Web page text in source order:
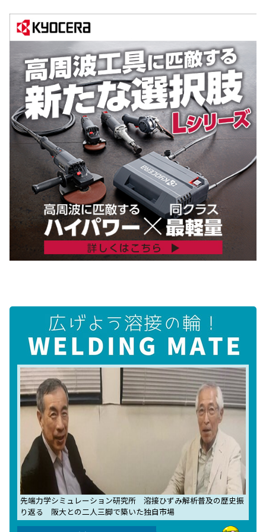
先端力学シミュレーション研究所 溶接ひずみ解析普及の歴史振
り返る 阪大との二人三脚で築いた独自市場